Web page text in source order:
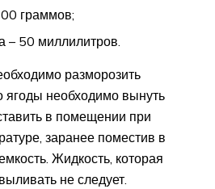
граммов;
– 50 миллилитров.
разморозить
ягоды необходимо вынуть
в помещении при
заранее поместив в
Жидкость, которая
не следует.